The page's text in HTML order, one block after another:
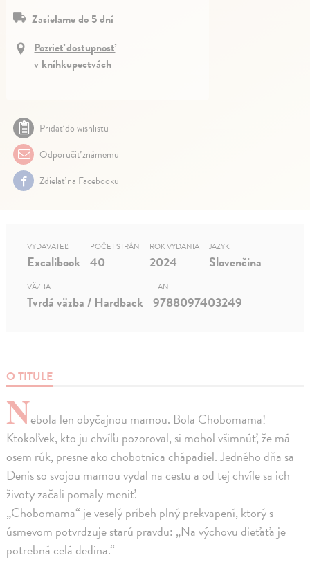
Zasielame do 5 dní
Pozrieť dostupnosť
v kníhkupectvách
Pridať do wishlistu
Odporučiť známemu
Zdielať na Facebooku
O TITULE
Nebola len obyčajnou mamou. Bola Chobomama!
Ktokoľvek, kto ju chvíľu pozoroval, si mohol všimnúť, že má
osem rúk, presne ako chobotnica chápadiel. Jedného dňa sa
Denis so svojou mamou vydal na cestu a od tej chvíle sa ich
životy začali pomaly meniť.
„Chobomama“ je veselý príbeh plný prekvapení, ktorý s
úsmevom potvrdzuje starú pravdu: „Na výchovu dieťaťa je
potrebná celá dedina.“
VYDAVATEĽ
Excalibook
POČET STRÁN
40
ROK VYDANIA
2024
JAZYK
Slovenčina
VÄZBA
Tvrdá väzba / Hardback
EAN
9788097403249